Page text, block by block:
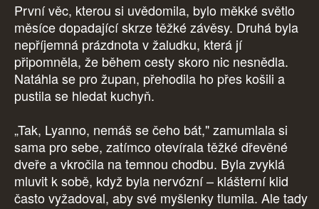
První věc, kterou si uvědomila, bylo měkké světlo
měsíce dopadající skrze těžké závěsy. Druhá byla
nepříjemná prázdnota v žaludku, která jí
připomněla, že během cesty skoro nic nesnědla.
Natáhla se pro župan, přehodila ho přes košili a
pustila se hledat kuchyň.
„Tak, Lyanno, nemáš se čeho bát," zamumlala si
sama pro sebe, zatímco otevírala těžké dřevěné
dveře a vkročila na temnou chodbu. Byla zvyklá
mluvit k sobě, když byla nervózní – klášterní klid
často vyžadoval, aby své myšlenky tlumila. Ale tady